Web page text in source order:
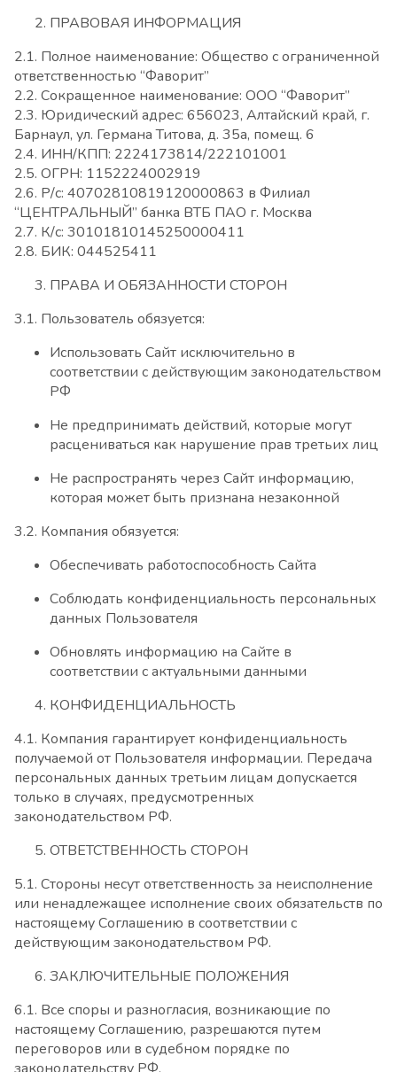
ПРАВОВАЯ ИНФОРМАЦИЯ
2.1. Полное наименование: Общество с ограниченной
ответственностью “Фаворит”
2.2. Сокращенное наименование: ООО “Фаворит”
2.3. Юридический адрес: 656023, Алтайский край, г.
Барнаул, ул. Германа Титова, д. 35а, помещ. 6
2.4. ИНН/КПП: 2224173814/222101001
2.5. ОГРН: 1152224002919
2.6. Р/с: 40702810819120000863 в Филиал
“ЦЕНТРАЛЬНЫЙ” банка ВТБ ПАО г. Москва
2.7. К/с: 30101810145250000411
2.8. БИК: 044525411
ПРАВА И ОБЯЗАННОСТИ СТОРОН
3.1. Пользователь обязуется:
Использовать Сайт исключительно в
соответствии с действующим законодательством
РФ
Не предпринимать действий, которые могут
расцениваться как нарушение прав третьих лиц
Не распространять через Сайт информацию,
которая может быть признана незаконной
3.2. Компания обязуется:
Обеспечивать работоспособность Сайта
Соблюдать конфиденциальность персональных
данных Пользователя
Обновлять информацию на Сайте в
соответствии с актуальными данными
КОНФИДЕНЦИАЛЬНОСТЬ
4.1. Компания гарантирует конфиденциальность
получаемой от Пользователя информации. Передача
персональных данных третьим лицам допускается
только в случаях, предусмотренных
законодательством РФ.
ОТВЕТСТВЕННОСТЬ СТОРОН
5.1. Стороны несут ответственность за неисполнение
или ненадлежащее исполнение своих обязательств по
настоящему Соглашению в соответствии с
действующим законодательством РФ.
ЗАКЛЮЧИТЕЛЬНЫЕ ПОЛОЖЕНИЯ
6.1. Все споры и разногласия, возникающие по
настоящему Соглашению, разрешаются путем
переговоров или в судебном порядке по